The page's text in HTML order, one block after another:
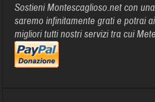
Sostieni Montescaglioso.net con
saremo infinitamente grati e potrai
migliori tutti nostri servizi tra cui